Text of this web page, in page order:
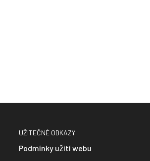
UŽITEČNÉ ODKAZY
Podmínky užití webu